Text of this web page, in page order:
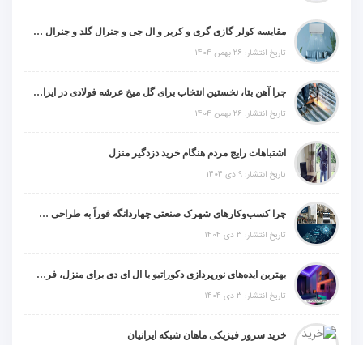
مقایسه کولر گازی گری و کریر و ال جی و جنرال گلد و جنرال شکار و سامسونگ و یونیوا
تاریخ انتشار: 26 بهمن 1404
چرا آهن بتا، نخستین انتخاب برای گل میخ عرشه فولادی در ایران است؟
تاریخ انتشار: 26 بهمن 1404
اشتباهات رایج مردم هنگام خرید دزدگیر منزل
تاریخ انتشار: 9 دی 1404
چرا کسب‌وکارهای شهرک صنعتی چهاردانگه فوراً به طراحی سایت نیاز دارند؟
تاریخ انتشار: 3 دی 1404
بهترین ایده‌های نورپردازی دکوراتیو با ال ای دی برای منزل، فروشگاه و دفتر کار
تاریخ انتشار: 3 دی 1404
خرید سرور فیزیکی ماهان شبکه ایرانیان